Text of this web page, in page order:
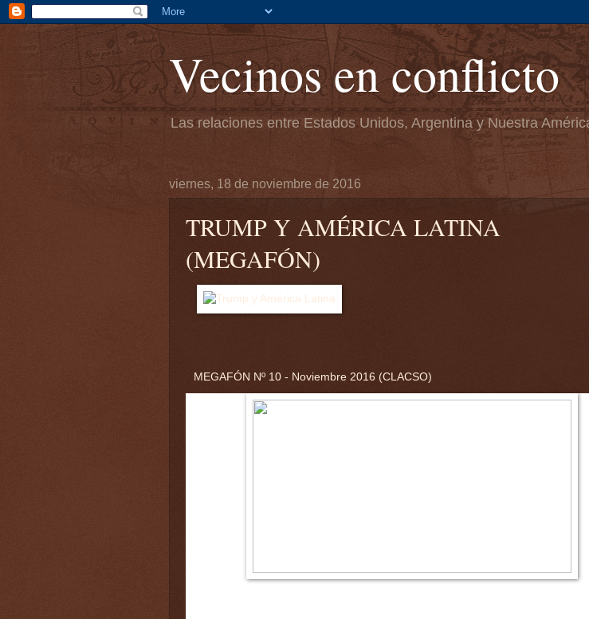
Vecinos en conflicto
Las relaciones entre Estados Unidos, Argentina y Nuestra
viernes, 18 de noviembre de 2016
TRUMP Y AMÉRICA LATINA
(MEGAFÓN)
MEGAFÓN Nº 10 - Noviembre 2016 (CLACSO)